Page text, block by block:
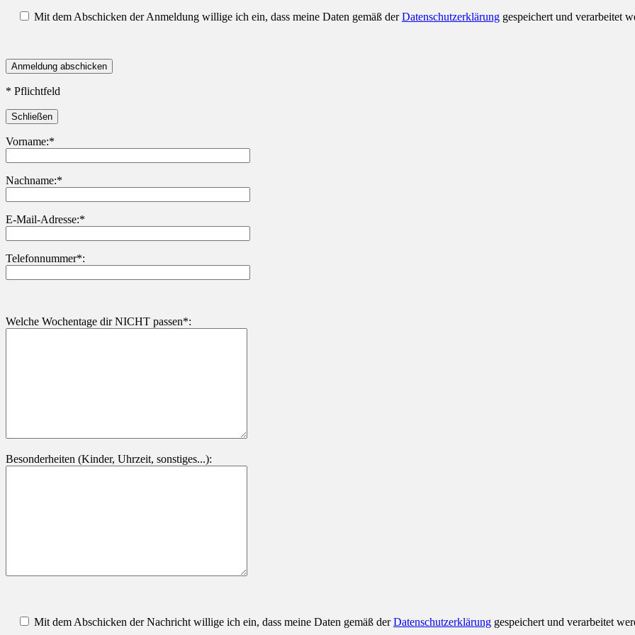
Mit dem Abschicken der Anmeldung willige ich ein, dass meine Daten gemäß derDatenschutzerklärung gespeichert und verarbeitet
* Pflichtfeld
Schließen
Vorname:*
Nachname:*
Bitte lasse dieses Feld leer.
E-Mail-Adresse:*
Telefonnummer*:
Welche Wochentage dir NICHT passen*:
Besonderheiten (Kinder, Uhrzeit, sonstiges...):
Mit dem Abschicken der Nachricht willige ich ein, dass meine Daten gemäß derDatenschutzerklärung gespeichert und verarbeitet